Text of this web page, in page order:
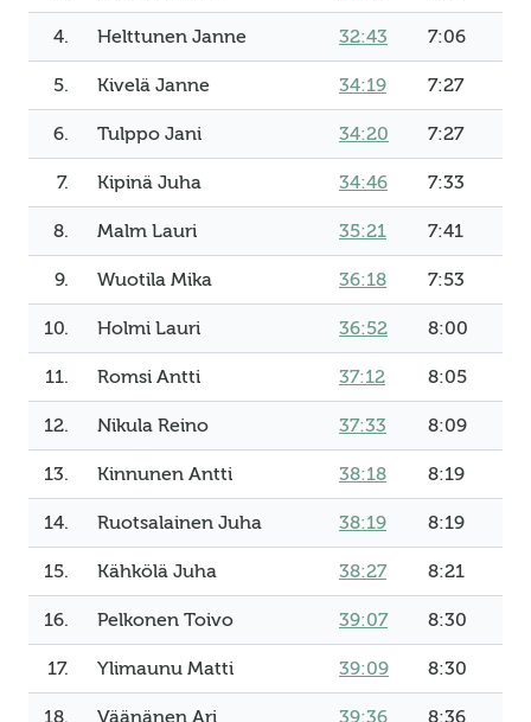
4. Helttunen Janne 32:43 7:06
5. Kivelä Janne 34:19 7:27
6. Tulppo Jani 34:20 7:27
7. Kipinä Juha 34:46 7:33
8. Malm Lauri 35:21 7:41
9. Wuotila Mika 36:18 7:53
10. Holmi Lauri 36:52 8:00
11. Romsi Antti 37:12 8:05
12. Nikula Reino 37:33 8:09
13. Kinnunen Antti 38:18 8:19
14. Ruotsalainen Juha 38:19 8:19
15. Kähkölä Juha 38:27 8:21
16. Pelkonen Toivo 39:07 8:30
17. Ylimaunu Matti 39:09 8:30
18. Väänänen Ari 39:36 8:36